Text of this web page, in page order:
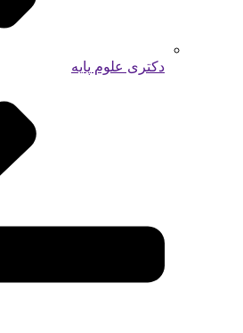
دکتری علوم پایه